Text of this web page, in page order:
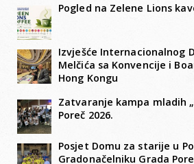
Pogled na Zelene Lions
Izvješće Internacionalnog
Melčića sa Konvencije i
Hong Kongu
Zatvaranje kampa mladih
Poreč 2026.
Posjet Domu za starije u
Gradonačelniku Grada